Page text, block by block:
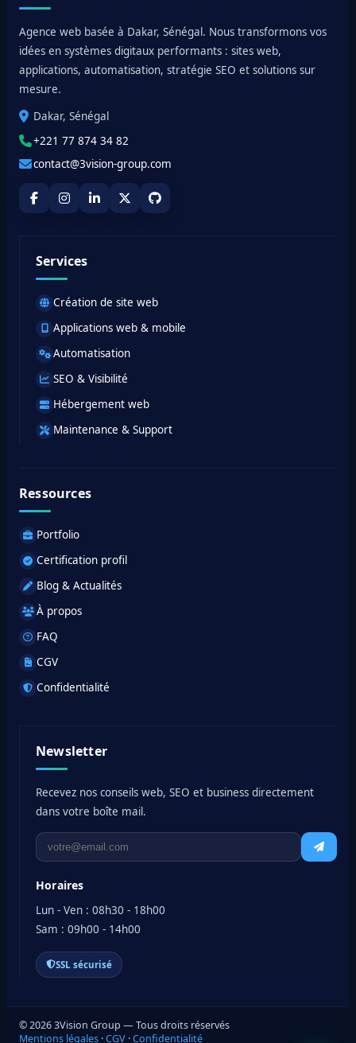
Agence web basée à Dakar, Sénégal. Nous transformons vos
idées en systèmes digitaux performants : sites web,
applications, automatisation, stratégie SEO et solutions sur
mesure.
Dakar, Sénégal
+221 77 874 34 82
contact@3vision-group.com
Services
Création de site web
Applications web & mobile
Automatisation
SEO & Visibilité
Hébergement web
Maintenance & Support
Ressources
Portfolio
Certification profil
Blog & Actualités
À propos
FAQ
CGV
Confidentialité
Newsletter
Recevez nos conseils web, SEO et business directement
dans votre boîte mail.
Horaires
Lun - Ven : 08h30 - 18h00
Sam : 09h00 - 14h00
SSL sécurisé
© 2026 3Vision Group — Tous droits réservés
Mentions légales ·CGV ·Confidentialité